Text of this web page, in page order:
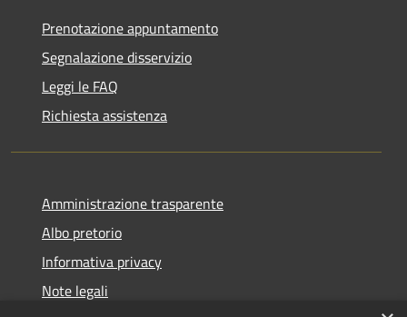
Prenotazione appuntamento
Segnalazione disservizio
Leggi le FAQ
Richiesta assistenza
Amministrazione trasparente
Albo pretorio
Informativa privacy
Note legali